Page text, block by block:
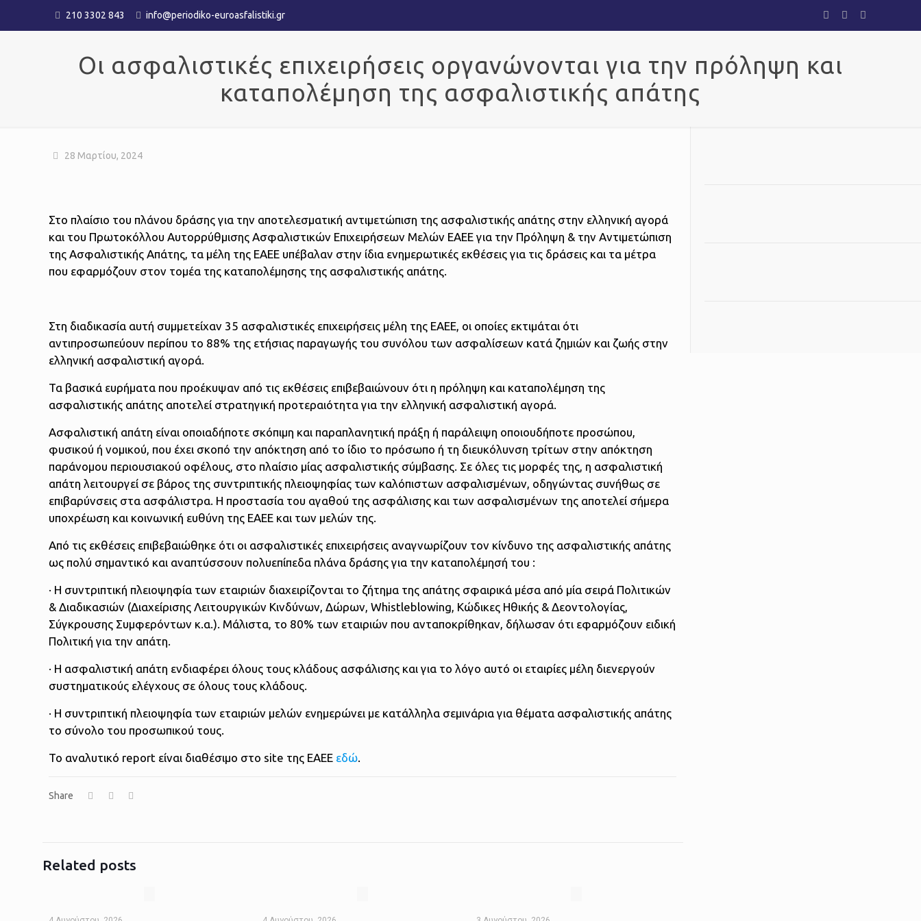
210 3302 843 info@periodiko-euroasfalistiki.gr
Οι ασφαλιστικές επιχειρήσεις οργανώνονται για την πρόληψη και
καταπολέμηση της ασφαλιστικής απάτης
28 Μαρτίου, 2024
Στο πλαίσιο του πλάνου δράσης για την αποτελεσματική αντιμετώπιση της ασφαλιστικής απάτης στην ελληνική αγορά
και του Πρωτοκόλλου Αυτορρύθμισης Ασφαλιστικών Επιχειρήσεων Μελών ΕΑΕΕ για την Πρόληψη & την Αντιμετώπιση
της Ασφαλιστικής Απάτης, τα μέλη της ΕΑΕΕ υπέβαλαν στην ίδια ενημερωτικές εκθέσεις για τις δράσεις και τα μέτρα
που εφαρμόζουν στον τομέα της καταπολέμησης της ασφαλιστικής απάτης.
Στη διαδικασία αυτή συμμετείχαν 35 ασφαλιστικές επιχειρήσεις μέλη της ΕΑΕΕ, οι οποίες εκτιμάται ότι
αντιπροσωπεύουν περίπου το 88% της ετήσιας παραγωγής του συνόλου των ασφαλίσεων κατά ζημιών και ζωής στην
ελληνική ασφαλιστική αγορά.
Τα βασικά ευρήματα που προέκυψαν από τις εκθέσεις επιβεβαιώνουν ότι η πρόληψη και καταπολέμηση της
ασφαλιστικής απάτης αποτελεί στρατηγική προτεραιότητα για την ελληνική ασφαλιστική αγορά.
Ασφαλιστική απάτη είναι οποιαδήποτε σκόπιμη και παραπλανητική πράξη ή παράλειψη οποιουδήποτε προσώπου,
φυσικού ή νομικού, που έχει σκοπό την απόκτηση από το ίδιο το πρόσωπο ή τη διευκόλυνση τρίτων στην απόκτηση
παράνομου περιουσιακού οφέλους, στο πλαίσιο μίας ασφαλιστικής σύμβασης. Σε όλες τις μορφές της, η ασφαλιστική
απάτη λειτουργεί σε βάρος της συντριπτικής πλειοψηφίας των καλόπιστων ασφαλισμένων, οδηγώντας συνήθως σε
επιβαρύνσεις στα ασφάλιστρα. Η προστασία του αγαθού της ασφάλισης και των ασφαλισμένων της αποτελεί σήμερα
υποχρέωση και κοινωνική ευθύνη της ΕΑΕΕ και των μελών της.
Από τις εκθέσεις επιβεβαιώθηκε ότι οι ασφαλιστικές επιχειρήσεις αναγνωρίζουν τον κίνδυνο της ασφαλιστικής απάτης
ως πολύ σημαντικό και αναπτύσσουν πολυεπίπεδα πλάνα δράσης για την καταπολέμησή του :
· Η συντριπτική πλειοψηφία των εταιριών διαχειρίζονται το ζήτημα της απάτης σφαιρικά μέσα από μία σειρά Πολιτικών
& Διαδικασιών (Διαχείρισης Λειτουργικών Κινδύνων, Δώρων, Whistleblowing, Κώδικες Ηθικής & Δεοντολογίας,
Σύγκρουσης Συμφερόντων κ.α.). Μάλιστα, το 80% των εταιριών που ανταποκρίθηκαν, δήλωσαν ότι εφαρμόζουν ειδική
Πολιτική για την απάτη.
· Η ασφαλιστική απάτη ενδιαφέρει όλους τους κλάδους ασφάλισης και για το λόγο αυτό οι εταιρίες μέλη διενεργούν
συστηματικούς ελέγχους σε όλους τους κλάδους.
· Η συντριπτική πλειοψηφία των εταιριών μελών ενημερώνει με κατάλληλα σεμινάρια για θέματα ασφαλιστικής απάτης
το σύνολο του προσωπικού τους.
Το αναλυτικό report είναι διαθέσιμο στο site της ΕΑΕΕ εδώ.
Share
Related posts